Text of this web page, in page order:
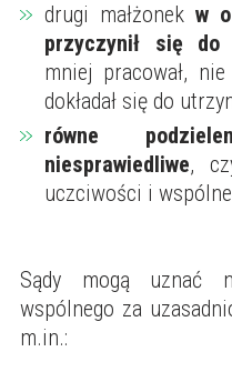
drugi małżonek w
przyczynił się do
mniej pracował,
dokładał się do
równe
niesprawiedliwe,
uczciwości i
Sądy mogą uznać
wspólnego za
m.in.: